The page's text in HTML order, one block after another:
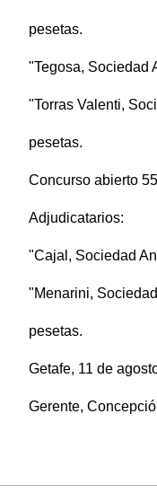
pesetas.
"Tegosa, Sociedad
"Torras Valenti,
pesetas.
Concurso abierto
Adjudicatarios:
"Cajal, Sociedad
"Menarini,
pesetas.
Getafe, 11 de
Gerente,